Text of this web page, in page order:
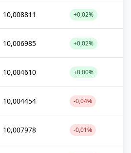
10,008811 +0,02%
10,006985 +0,02%
10,004610 +0,00%
10,004454 -0,04%
10,007978 -0,01%